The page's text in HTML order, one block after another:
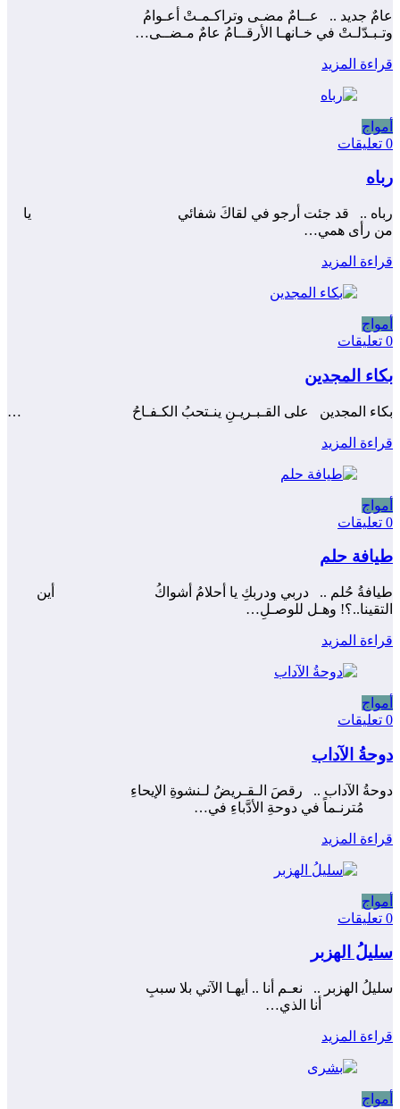
عامٌ جديد .. عــامٌ مضـى وتراكـمـتْ أعـوامُ
وتـبـدّلـتْ في خـانهـا الأرقــامُ عامٌ مـضــى…
قراءة المزيد
أمواج
0 تعليقات
رباه
رباه .. قد جئت أرجو في لقاكَ شفائي ‍ يا
من رأى همي…
قراءة المزيد
أمواج
0 تعليقات
بكاء المجدين
بكاء المجدين على القـبـريـنِ ينـتحبُ الكـفـاحُ …
قراءة المزيد
أمواج
0 تعليقات
طيافة حلم
طيافةُ حُلم .. دربي ودربكِ يا أحلامُ أشواكُ ‍ أين
التقينا..؟! وهـل للوصـلِ…
قراءة المزيد
أمواج
0 تعليقات
دوحةُ الآداب
دوحةُ الآداب .. رقصَ الـقـريضُ لـنشوةِ الإيحاءِ ‍
مُترنـماً في دوحةِ الأدَّباءِ في…
قراءة المزيد
أمواج
0 تعليقات
سليلُ الهزبر
سليلُ الهزبر .. نعـم أنا .. أيهـا الآتي بلا سببِ ‍
أنا الذي…
قراءة المزيد
أمواج